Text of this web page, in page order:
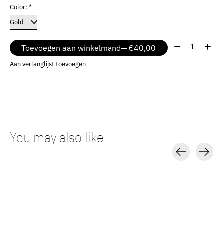
Color: *
Toevoegen aan winkelmand — €40,00 Aantal:
Aan verlanglijst toevoegen
You may also like